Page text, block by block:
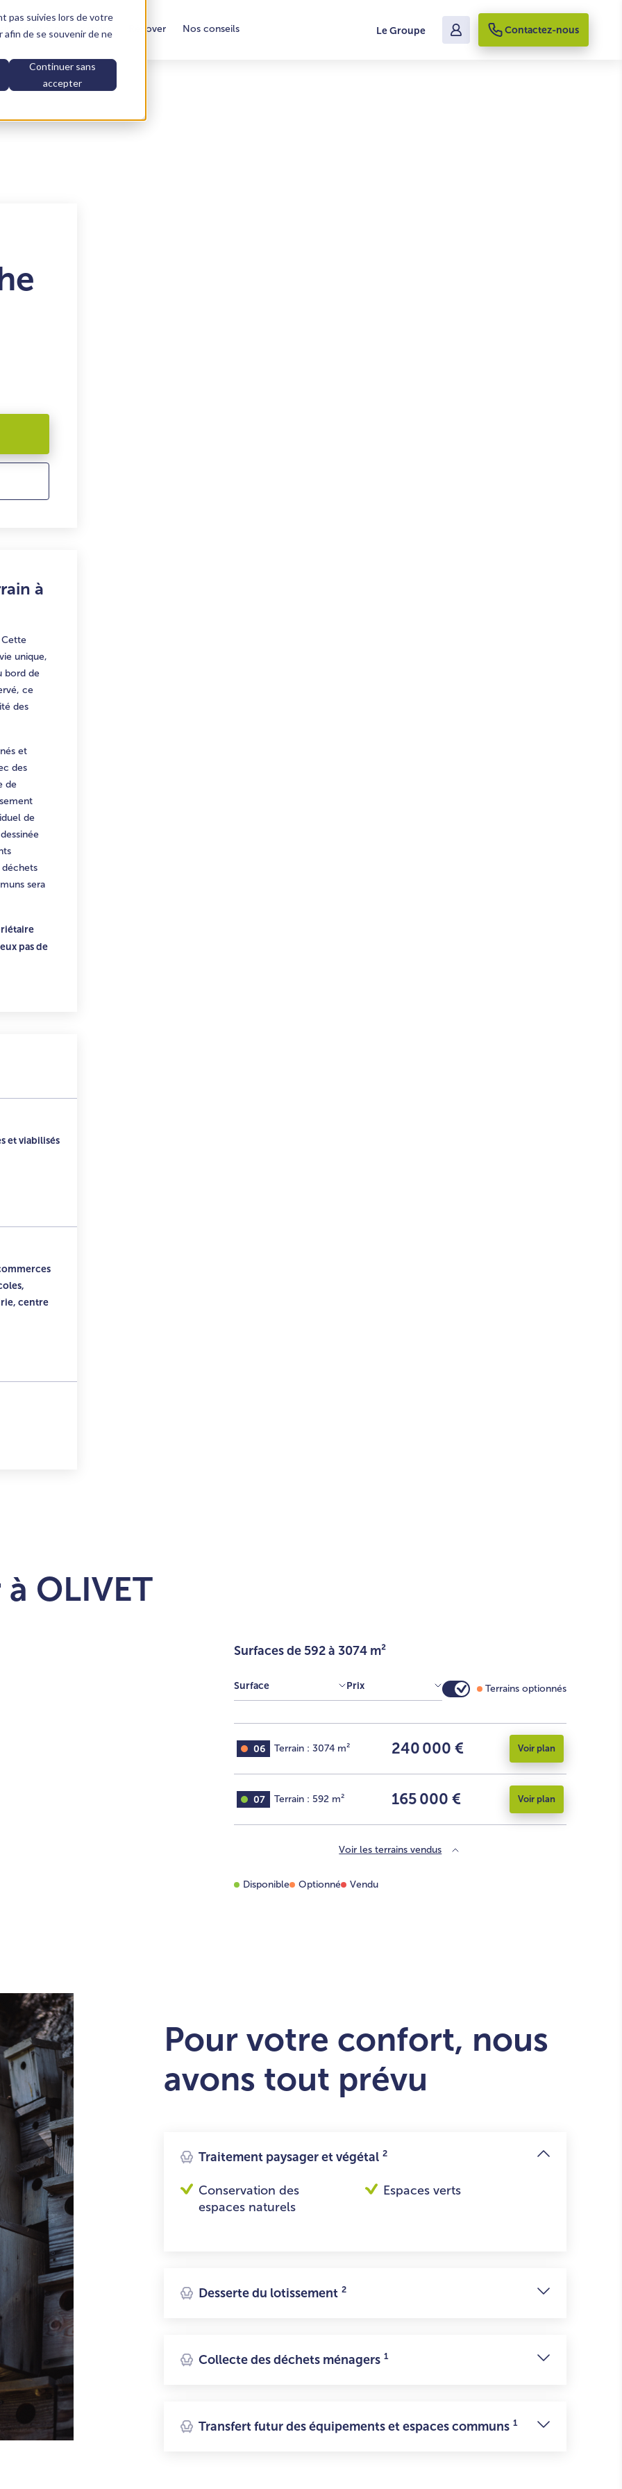
pas suivies lors de votre
de se souvenir de ne
Continuer sans
accepter
Faire construire Vendre Rénover Nos conseils Le Groupe Contactez-nous
Voir les terrains disponibles Contacter un conseiller
à
Cette
unique,
bord de
ce
des
et
des
de
de
déchets
sera
pas de
et viabilisés
centre
OLIVET
Surfaces de 592 à 3074 m²
Surface Prix Terrains optionnés
06 Terrain : 3074m² 240 000 € Voir plan
07 Terrain : 592m² 165 000 € Voir plan
Voir les terrains vendus
Disponible Optionné Vendu
Pour votre confort, nous
avons tout prévu
Traitement paysager et végétal 2
Conservation des
espaces naturels
Espaces verts
Desserte du lotissement 2
Collecte des déchets ménagers 1
Transfert futur des équipements et espaces communs 1